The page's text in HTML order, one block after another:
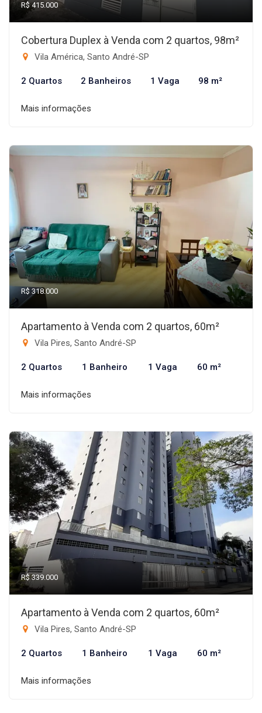
R$ 415.000
Cobertura Duplex à Venda com 2 quartos, 98m²
Vila América, Santo André-SP
2 Quartos 2 Banheiros 1 Vaga 98 m²
Mais informações
R$ 318.000
Apartamento à Venda com 2 quartos, 60m²
Vila Pires, Santo André-SP
2 Quartos 1 Banheiro 1 Vaga 60 m²
Mais informações
R$ 339.000
Apartamento à Venda com 2 quartos, 60m²
Vila Pires, Santo André-SP
2 Quartos 1 Banheiro 1 Vaga 60 m²
Mais informações